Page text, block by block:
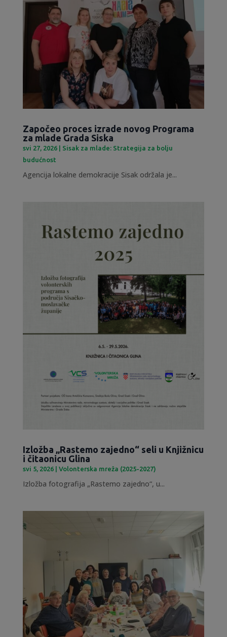
Započeo proces izrade novog Programa
za mlade Grada Siska
svi 27, 2026| Sisak za mlade: Strategija za bolju
budućnost
Agencija lokalne demokracije Sisak održala je...
Izložba „Rastemo zajedno“ seli u Knjižnicu
i čitaonicu Glina
svi 5, 2026| Volonterska mreža (2025-2027)
Izložba fotografija „Rastemo zajedno“, u...